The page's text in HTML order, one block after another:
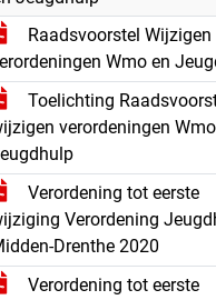
Raadsvoorstel Wijzigen
Wmo en
Toelichting
verordeningen
Verordening tot eerste
Verordening
Drenthe 2020
Verordening tot eerste